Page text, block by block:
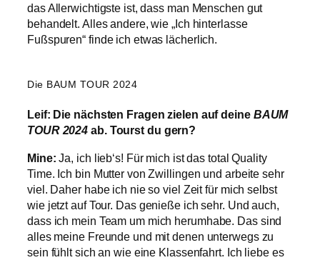
das Allerwichtigste ist, dass man Menschen gut
behandelt. Alles andere, wie „Ich hinterlasse
Fußspuren“ finde ich etwas lächerlich.
Die BAUM TOUR 2024
Leif: Die nächsten Fragen zielen auf deine BAUM
TOUR 2024 ab. Tourst du gern?
Mine: Ja, ich lieb‘s! Für mich ist das total Quality
Time. Ich bin Mutter von Zwillingen und arbeite sehr
viel. Daher habe ich nie so viel Zeit für mich selbst
wie jetzt auf Tour. Das genieße ich sehr. Und auch,
dass ich mein Team um mich herumhabe. Das sind
alles meine Freunde und mit denen unterwegs zu
sein fühlt sich an wie eine Klassenfahrt. Ich liebe es